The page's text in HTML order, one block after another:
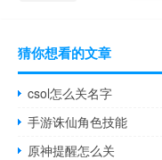
猜你想看的文章
csol怎么关名字
手游诛仙角色技能
原神提醒怎么关